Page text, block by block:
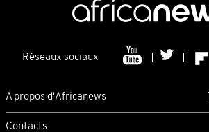
Réseaux sociaux
A propos d'Africanews
Contacts